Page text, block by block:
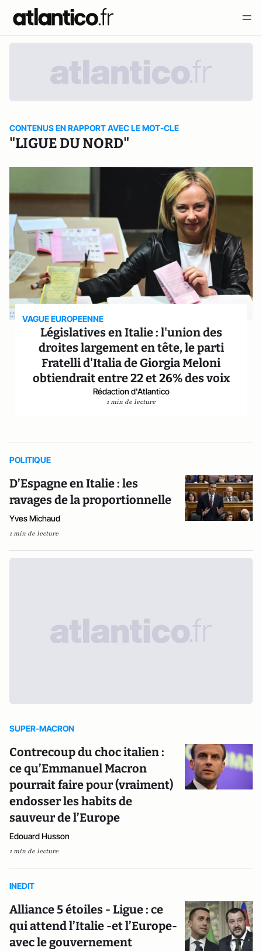
CONTENUS EN RAPPORT AVEC LE MOT-CLE
"LIGUE DU NORD"
VAGUE EUROPEENNE
Législatives en Italie : l'union des
droites largement en tête, le parti
Fratelli d'Italia de Giorgia Meloni
obtiendrait entre 22 et 26% des voix
Rédaction d'Atlantico
1 min de lecture
POLITIQUE
D’Espagne en Italie : les
ravages de la proportionnelle
Yves Michaud
1 min de lecture
SUPER-MACRON
Contrecoup du choc italien :
ce qu’Emmanuel Macron
pourrait faire pour (vraiment)
endosser les habits de
sauveur de l’Europe
Edouard Husson
1 min de lecture
INEDIT
Alliance 5 étoiles - Ligue : ce
qui attend l’Italie -et l’Europe-
avec le gouvernement